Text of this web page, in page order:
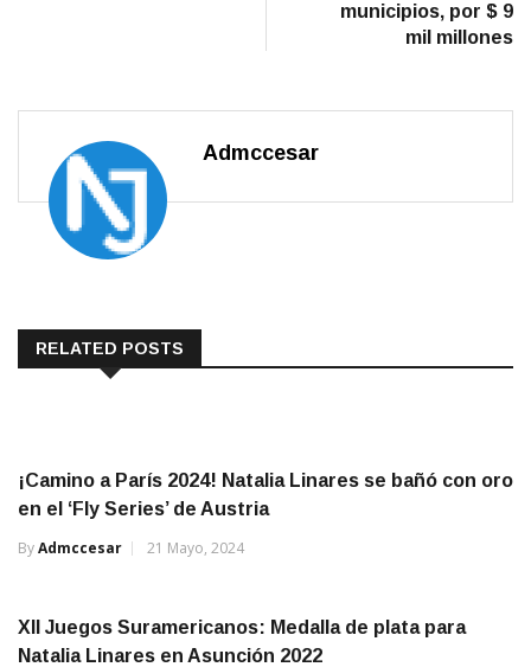
municipios, por $ 9
mil millones
Admccesar
RELATED POSTS
¡Camino a París 2024! Natalia Linares se bañó con oro
en el ‘Fly Series’ de Austria
ByAdmccesar 21 Mayo, 2024
XII Juegos Suramericanos: Medalla de plata para
Natalia Linares en Asunción 2022